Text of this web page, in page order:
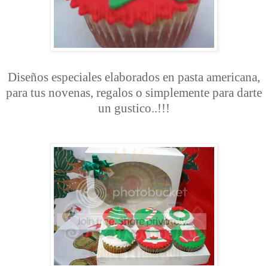
Diseños especiales elaborados en pasta americana,
para tus novenas, regalos o simplemente para darte
un gustico..!!!